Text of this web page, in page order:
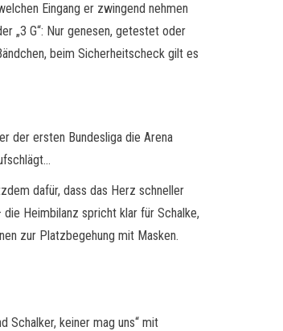
Eingang er zwingend nehmen
„3 G“: Nur genesen, getestet oder
beim Sicherheitscheck gilt es
der ersten Bundesliga die Arena
dafür, dass das Herz schneller
Heimbilanz spricht klar für Schalke,
zur Platzbegehung mit Masken.
Schalker, keiner mag uns“ mit